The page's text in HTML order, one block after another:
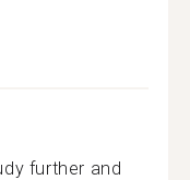
further and